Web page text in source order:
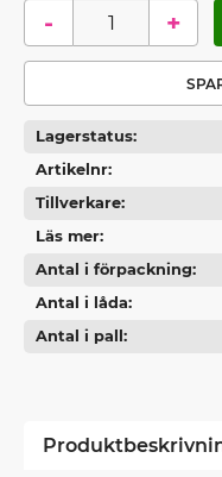
+
-
Lagerstatus
Artikelnr
Tillverkare
Läs mer
Antal i förpackning
Antal i låda
Antal i pall